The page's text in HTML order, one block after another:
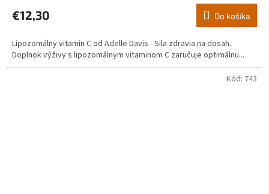
produktu
je
z
5
hviezdičiek.
€12,30 Do košíka
Lipozomálny vitamin C od Adelle Davis - Sila zdravia na dosah.
Doplnok výživy s lipozomálnym vitaminom C zaručuje optimálnu...
Kód: 743